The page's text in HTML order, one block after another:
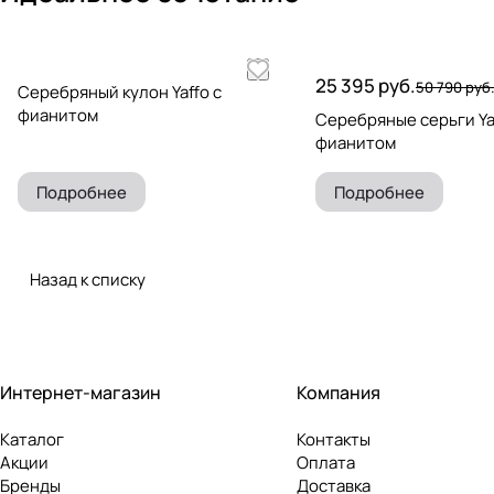
Серебряный кулон Yaffo с
фианитом
Подробнее
25 395 руб.50 790 руб.
Серебряные серьги
фианитом
Подробнее
Назад к списку
Интернет-магазин
Каталог
Акции
Бренды
Компания
Контакты
Оплата
Доставка